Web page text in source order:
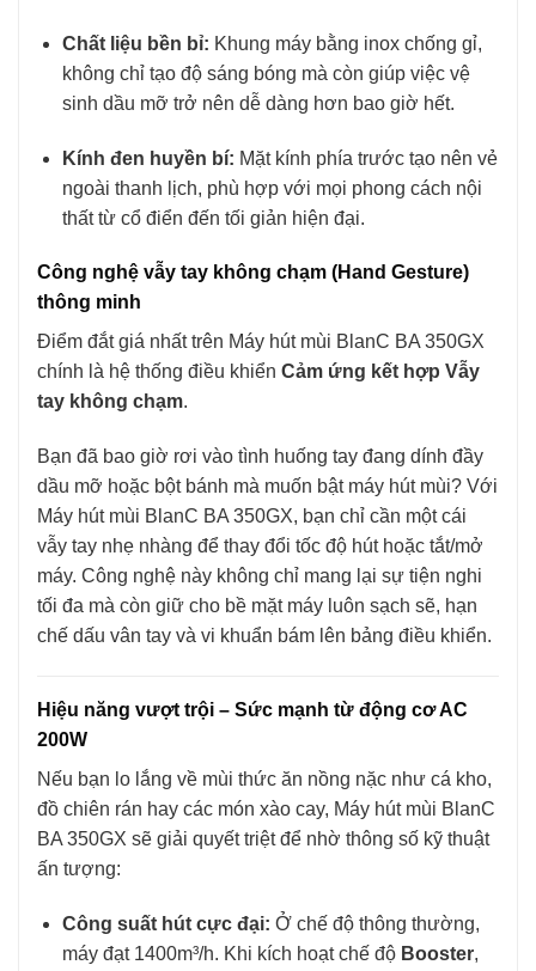
Chất liệu bền bỉ: Khung máy bằng inox chống gỉ,
không chỉ tạo độ sáng bóng mà còn giúp việc vệ
sinh dầu mỡ trở nên dễ dàng hơn bao giờ hết.
Kính đen huyền bí: Mặt kính phía trước tạo nên vẻ
ngoài thanh lịch, phù hợp với mọi phong cách nội
thất từ cổ điển đến tối giản hiện đại.
Công nghệ vẫy tay không chạm (Hand Gesture)
thông minh
Điểm đắt giá nhất trên Máy hút mùi BlanC BA 350GX
chính là hệ thống điều khiển Cảm ứng kết hợp Vẫy
tay không chạm.
Bạn đã bao giờ rơi vào tình huống tay đang dính đầy
dầu mỡ hoặc bột bánh mà muốn bật máy hút mùi? Với
Máy hút mùi BlanC BA 350GX, bạn chỉ cần một cái
vẫy tay nhẹ nhàng để thay đổi tốc độ hút hoặc tắt/mở
máy. Công nghệ này không chỉ mang lại sự tiện nghi
tối đa mà còn giữ cho bề mặt máy luôn sạch sẽ, hạn
chế dấu vân tay và vi khuẩn bám lên bảng điều khiển.
Hiệu năng vượt trội – Sức mạnh từ động cơ AC
200W
Nếu bạn lo lắng về mùi thức ăn nồng nặc như cá kho,
đồ chiên rán hay các món xào cay, Máy hút mùi BlanC
BA 350GX sẽ giải quyết triệt để nhờ thông số kỹ thuật
ấn tượng:
Công suất hút cực đại: Ở chế độ thông thường,
máy đạt 1400m³/h. Khi kích hoạt chế độ Booster,